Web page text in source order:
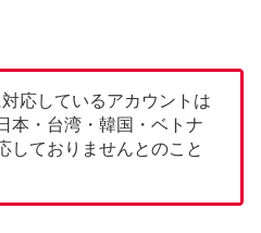
応しているアカウントは
本・台湾・韓国・ベトナ
しておりませんとのこと